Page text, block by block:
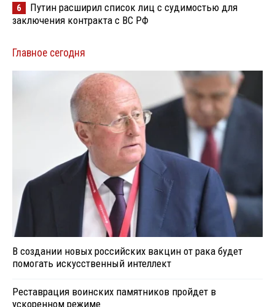
6
Путин расширил список лиц с судимостью для
заключения контракта с ВС РФ
Главное сегодня
В создании новых российских вакцин от рака будет
помогать искусственный интеллект
Реставрация воинских памятников пройдет в
ускоренном режиме